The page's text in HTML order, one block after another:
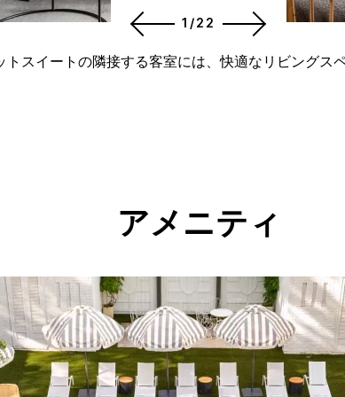
トスイートの隣接する客室には、快適なリビングス
1/22
アメニティ